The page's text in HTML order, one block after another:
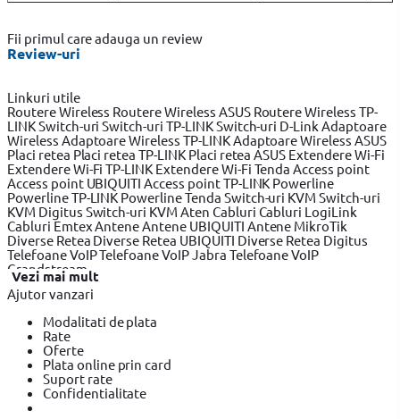
Fii primul care adauga un review
Review-uri
Linkuri utile
Routere Wireless Routere Wireless ASUS Routere Wireless TP-
LINKSwitch-uriSwitch-uri TP-LINKSwitch-uri D-LinkAdaptoare
Wireless Adaptoare Wireless TP-LINKAdaptoare Wireless ASUS
Placi retea Placi retea TP-LINK Placi retea ASUS Extendere Wi-Fi
Extendere Wi-Fi TP-LINK Extendere Wi-Fi TendaAccess point
Access point UBIQUITIAccess point TP-LINK Powerline
Powerline TP-LINK Powerline Tenda Switch-uri KVMSwitch-uri
KVM Digitus Switch-uri KVM Aten Cabluri Cabluri LogiLink
Cabluri EmtexAnteneAntene UBIQUITI Antene MikroTik
Diverse Retea Diverse Retea UBIQUITI Diverse Retea Digitus
Telefoane VoIPTelefoane VoIP Jabra Telefoane VoIP
Grandstream
Vezi mai mult
Ajutor vanzari
Modalitati de plata
Rate
Oferte
Plata online prin card
Suport rate
Confidentialitate